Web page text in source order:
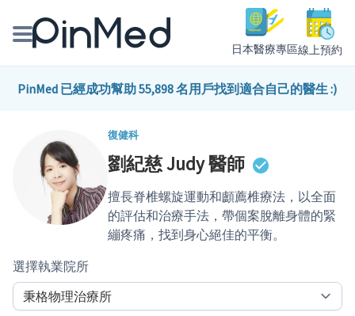
日本醫療專區線上預約
線上預約醫師、院所
健康主題館
我是醫療人員
PinMed 已經成功幫助 55,898 名用戶找到適合自己的醫生 :)
復健科
劉紀慈 Judy醫師
擅長脊椎螺旋運動和顱薦椎療法，以全面
的評估和治療手法，帶個案脫離身體的緊
繃疼痛，找到身心絕佳的平衡。
選擇執業院所